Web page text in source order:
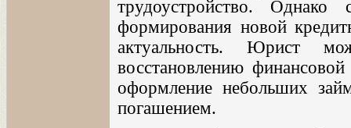
трудоустройство.
формирования новой
актуальность. Юрист
восстановлению
оформление небольших
погашением.